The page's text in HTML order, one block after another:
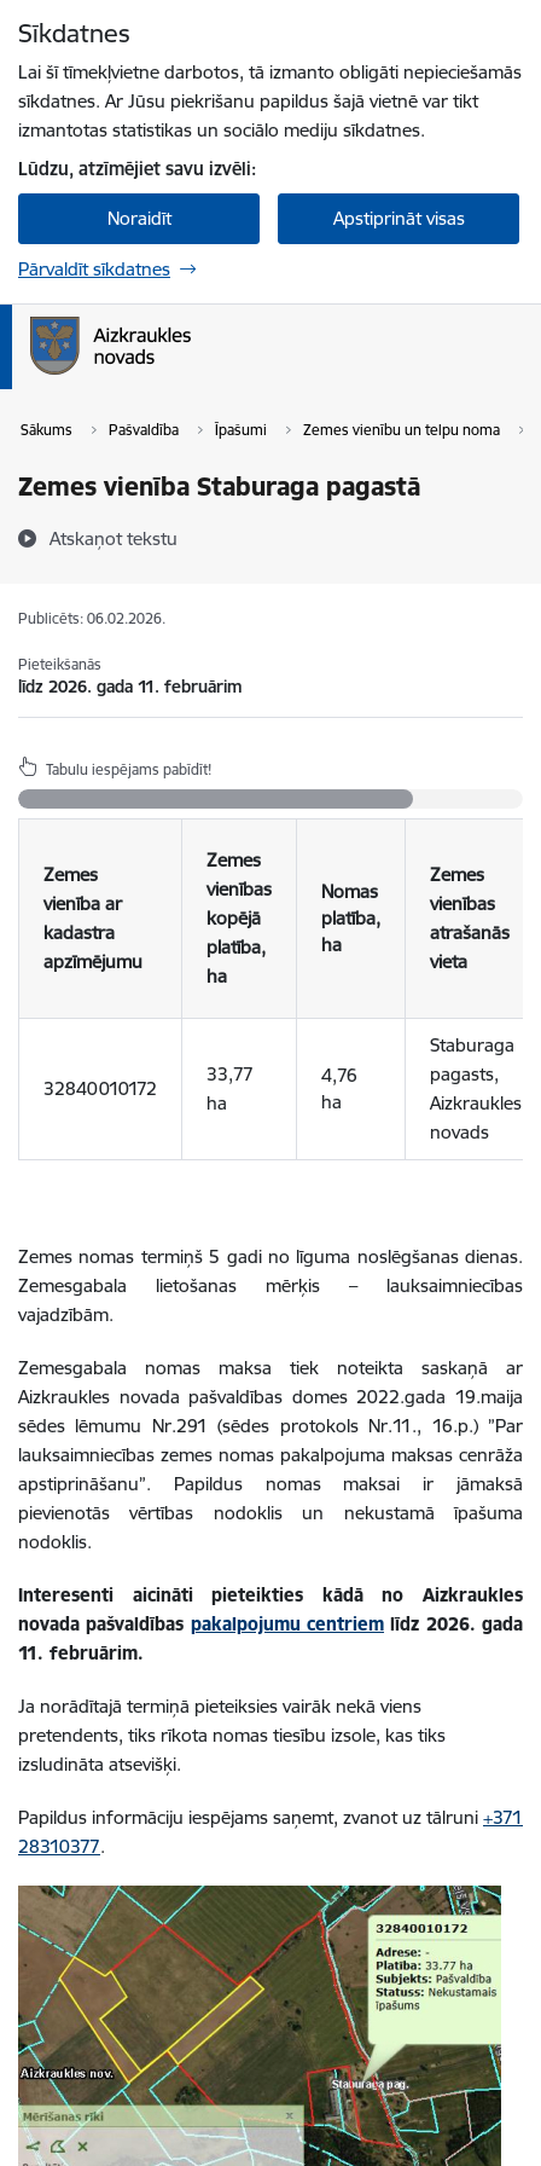
Sīkdatnes
Lai šī tīmekļvietne darbotos, tā izmanto obligāti nepieciešamās
sīkdatnes. Ar Jūsu piekrišanu papildus šajā vietnē var tikt
izmantotas statistikas un sociālo mediju sīkdatnes.
Lūdzu, atzīmējiet savu izvēli:
Noraidīt Apstiprināt visas
Pārvaldīt sīkdatnes
Sākums Pašvaldība Īpašumi Zemes vienību un telpu noma
Zemes vienība Staburaga pagastā
Atskaņot tekstu
Publicēts: 06.02.2026.
Pieteikšanās
līdz 2026. gada 11. februārim
Tabulu iespējams pabīdīt!
Zemes
vienība ar
kadastra
apzīmējumu
Zemes
vienības
kopējā
platība,
ha
Nomas
platība,
ha
Zemes
vienības
atrašanās
vieta
32840010172
33,77
ha
4,76
ha
Staburaga
pagasts,
Aizkraukles
novads
Zemes nomas termiņš 5 gadi no līguma noslēgšanas dienas.
Zemesgabala lietošanas mērķis – lauksaimniecības
vajadzībām.
Zemesgabala nomas maksa tiek noteikta saskaņā ar
Aizkraukles novada pašvaldības domes 2022.gada 19.maija
sēdes lēmumu Nr.291 (sēdes protokols Nr.11., 16.p.) ”Par
lauksaimniecības zemes nomas pakalpojuma maksas cenrāža
apstiprināšanu”. Papildus nomas maksai ir jāmaksā
pievienotās vērtības nodoklis un nekustamā īpašuma
nodoklis.
Interesenti aicināti pieteikties kādā no Aizkraukles
novada pašvaldības pakalpojumu centriem līdz 2026. gada
11. februārim.
Ja norādītajā termiņā pieteiksies vairāk nekā viens
pretendents, tiks rīkota nomas tiesību izsole, kas tiks
izsludināta atsevišķi.
Papildus informāciju iespējams saņemt, zvanot uz tālruni +371
28310377.